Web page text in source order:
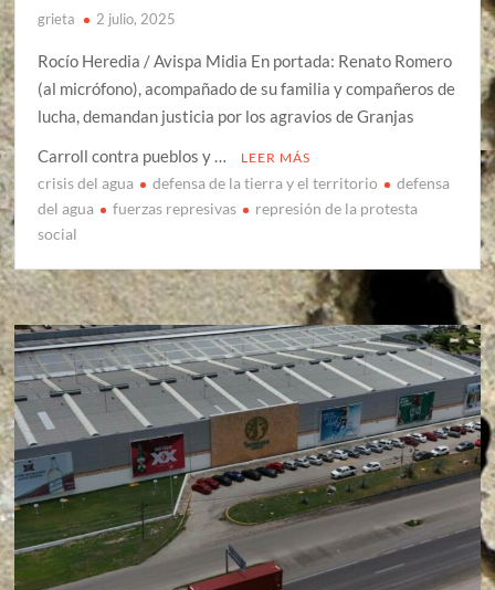
grieta 2 julio, 2025
Rocío Heredia / Avispa Midia En portada: Renato Romero
(al micrófono), acompañado de su familia y compañeros de
lucha, demandan justicia por los agravios de Granjas
Carroll contra pueblos y …
LEER MÁS
crisis del agua defensa de la tierra y el territorio
defensa
del agua
fuerzas represivas
represión de la protesta
social